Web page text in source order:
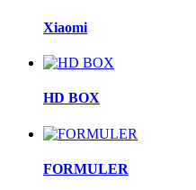
Xiaomi
HD BOX
FORMULER